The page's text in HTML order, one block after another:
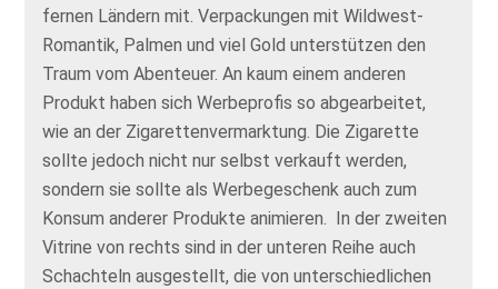
fernen Ländern mit. Verpackungen mit Wildwest-
Romantik, Palmen und viel Gold unterstützen den
Traum vom Abenteuer. An kaum einem anderen
Produkt haben sich Werbeprofis so abgearbeitet,
wie an der Zigarettenvermarktung. Die Zigarette
sollte jedoch nicht nur selbst verkauft werden,
sondern sie sollte als Werbegeschenk auch zum
Konsum anderer Produkte animieren. In der zweiten
Vitrine von rechts sind in der unteren Reihe auch
Schachteln ausgestellt, die von unterschiedlichen